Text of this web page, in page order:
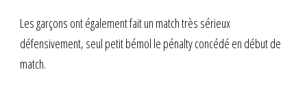
Les garçons ont également fait un match très sérieux
défensivement, seul petit bémol le pénalty concédé en début de
match.